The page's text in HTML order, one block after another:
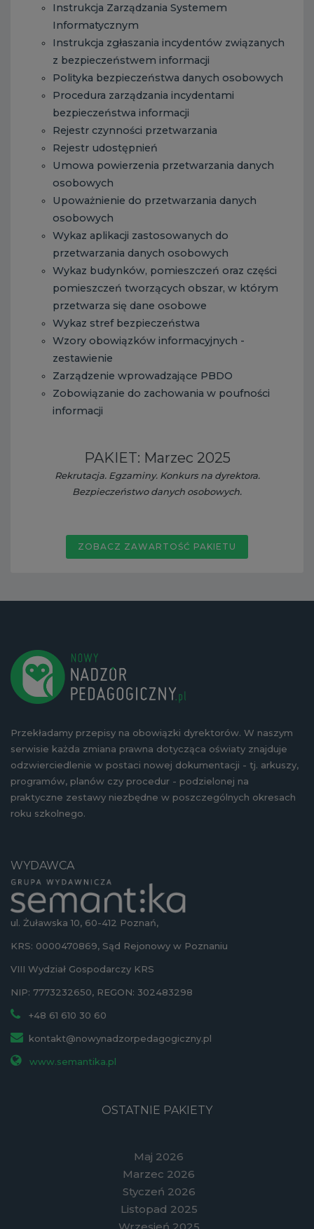
Instrukcja Zarządzania Systemem
Informatycznym
Instrukcja zgłaszania incydentów związanych
z bezpieczeństwem informacji
Polityka bezpieczeństwa danych osobowych
Procedura zarządzania incydentami
bezpieczeństwa informacji
Rejestr czynności przetwarzania
Rejestr udostępnień
Umowa powierzenia przetwarzania danych
osobowych
Upoważnienie do przetwarzania danych
osobowych
Wykaz aplikacji zastosowanych do
przetwarzania danych osobowych
Wykaz budynków, pomieszczeń oraz części
pomieszczeń tworzących obszar, w którym
przetwarza się dane osobowe
Wykaz stref bezpieczeństwa
Wzory obowiązków informacyjnych -
zestawienie
Zarządzenie wprowadzające PBDO
Zobowiązanie do zachowania w poufności
informacji
PAKIET: Marzec 2025
Rekrutacja. Egzaminy. Konkurs na dyrektora.
Bezpieczeństwo danych osobowych.
ZOBACZ ZAWARTOŚĆ PAKIETU
Przekładamy przepisy na obowiązki dyrektorów. W naszym
serwisie każda zmiana prawna dotycząca oświaty znajduje
odzwierciedlenie w postaci nowej dokumentacji - tj. arkuszy,
programów, planów czy procedur - podzielonej na
praktyczne zestawy niezbędne w poszczególnych okresach
roku szkolnego.
WYDAWCA
ul. Żuławska 10, 60-412 Poznań,
KRS: 0000470869, Sąd Rejonowy w Poznaniu
VIII Wydział Gospodarczy KRS
NIP: 7773232650, REGON: 302483298
+48 61 610 30 60
kontakt@nowynadzorpedagogiczny.pl
www.semantika.pl
OSTATNIE PAKIETY
Maj 2026
Marzec 2026
Styczeń 2026
Listopad 2025